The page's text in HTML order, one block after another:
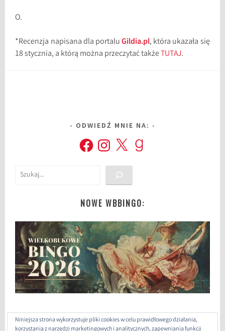
O.
*Recenzja napisana dla portaluGildia.pl, która ukazała się
18 stycznia, a którą można przeczytać takżeTUTAJ.
ODWIEDŹ MNIE NA:
FacebookInstagram
X Goodreads
Szukaj
NOWE WBBINGO:
Niniejsza strona wykorzystuje pliki cookies w celu prawidłowego działania,
korzystania z narzędzi marketingowych i analitycznych, zapewniania funkcji